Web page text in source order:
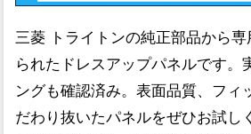
三菱 トライトンの純正部品から
られたドレスアップパネルです。
ングも確認済み。表面品質、フィ
だわり抜いたパネルをぜひお試し